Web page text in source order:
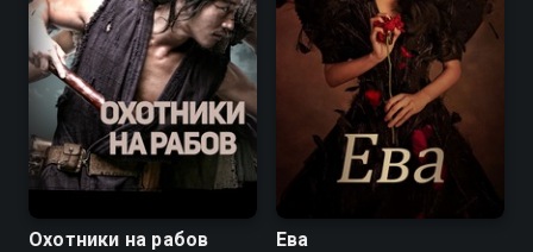
7.7 8.5
Охотники на рабов
7.8 7.3
Ева